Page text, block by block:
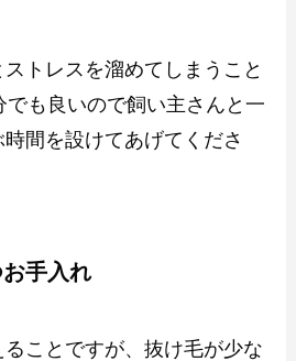
トレスを溜めてしまうこと
でも良いので飼い主さんと一
間を設けてあげてくださ
手入れ
ことですが、抜け毛が少な